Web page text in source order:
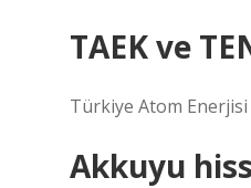
TAEK ve
Türkiye Atom
Akkuyu